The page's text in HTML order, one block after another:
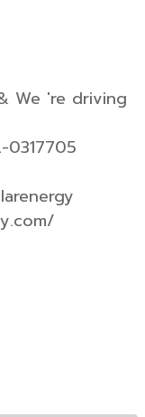
We 're driving